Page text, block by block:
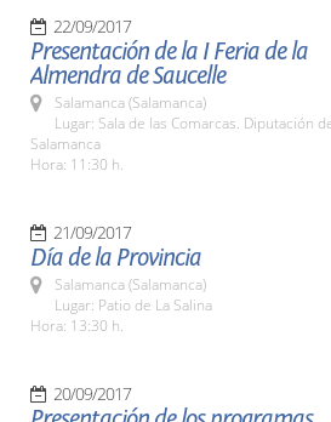
22/09/2017
Presentación de la I Feria de la
Almendra de Saucelle
Salamanca (Salamanca)
Lugar: Sala de las Comarcas. Diputación
Salamanca
Hora: 11:30 h.
21/09/2017
Día de la Provincia
Salamanca (Salamanca)
Lugar: Patio de La Salina
Hora: 13:30 h.
20/09/2017